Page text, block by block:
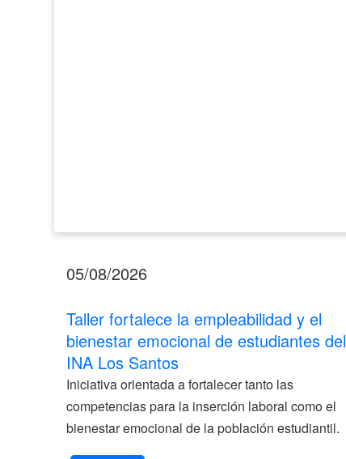
05/08/2026
Taller fortalece la empleabilidad y el
bienestar emocional de estudiantes del
INA Los Santos
Iniciativa orientada a fortalecer tanto las
competencias para la inserción laboral como el
bienestar emocional de la población estudiantil.